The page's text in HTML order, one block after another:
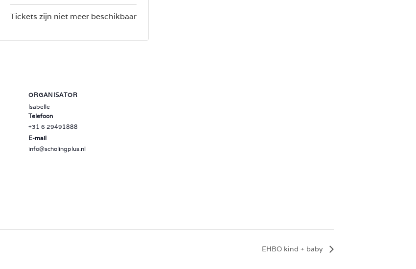
ORGANISATOR
Isabelle
Telefoon
‪+31 6 29491888‬
E-mail
info@scholingplus.nl
Tickets zijn niet meer beschikbaar
EHBO kind + baby